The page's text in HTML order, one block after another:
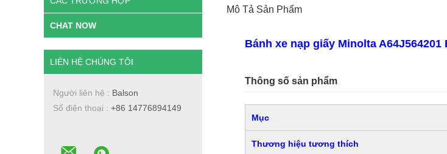
CHAT NOW
LIÊN HỆ CHÚNG TÔI
Người liên hệ : Balson
Số điện thoại : +86 14776894149
Mô Tả Sản Phẩm
Bánh xe nạp giấy Minolta A64J564201
Thông số sản phẩm
Mục
Thương hiệu tương thích